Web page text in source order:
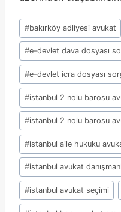
Post
Tags:
#bakırköy adliyesi avukat
#e-devlet dava dosyası
#e-devlet icra dosyası
#istanbul 2 nolu barosu
#istanbul 2 nolu barosu
#istanbul aile hukuku
#istanbul avukat
#istanbul avukat seçimi